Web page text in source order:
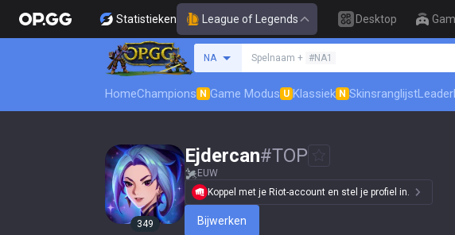
Statistieken League of Legends Desktop
NA
Zoek een summoner
Spelnaam + #NA1
HomeChampions N Game Modus U Klassiek N Skinsranglijst
349
Ejdercan#TOP
EUW
Koppel met je Riot-account en stel je profiel in.
Bijwerken